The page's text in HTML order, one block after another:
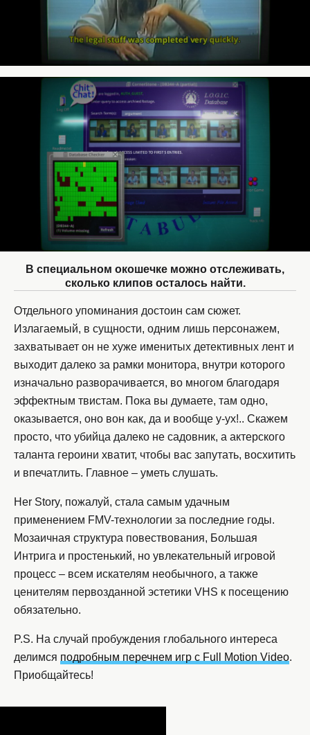
В специальном окошечке можно отслеживать,
сколько клипов осталось найти.
Отдельного упоминания достоин сам сюжет.
Излагаемый, в сущности, одним лишь персонажем,
захватывает он не хуже именитых детективных лент и
выходит далеко за рамки монитора, внутри которого
изначально разворачивается, во многом благодаря
эффектным твистам. Пока вы думаете, там одно,
оказывается, оно вон как, да и вообще у-ух!.. Скажем
просто, что убийца далеко не садовник, а актерского
таланта героини хватит, чтобы вас запутать, восхитить
и впечатлить. Главное – уметь слушать.
Her Story, пожалуй, стала самым удачным
применением FMV-технологии за последние годы.
Мозаичная структура повествования, Большая
Интрига и простенький, но увлекательный игровой
процесс – всем искателям необычного, а также
ценителям первозданной эстетики VHS к посещению
обязательно.
P.S. На случай пробуждения глобального интереса
делимся подробным перечнем игр с Full Motion Video.
Приобщайтесь!